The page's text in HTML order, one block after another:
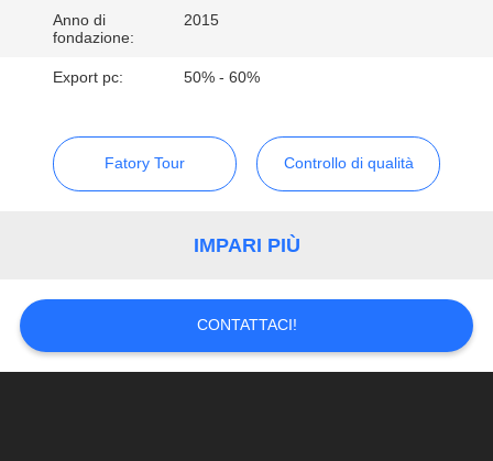
QUALITÀ
CONTATTICI
NOTIZIE
MAPPA
DEL
SITO
Anno di
fondazione:
2015
Export pc: 50% - 60%
Fatory Tour Controllo di qualità
IMPARI PIÙ
CONTATTACI!